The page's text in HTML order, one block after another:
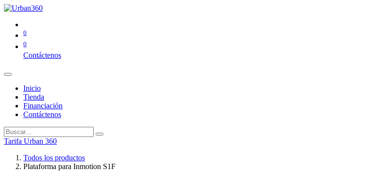
0
0
Contáctenos
Inicio
Tienda
Financiación
Contáctenos
Tarifa Urban 360
Todos los productos
Plataforma para Inmotion S1F